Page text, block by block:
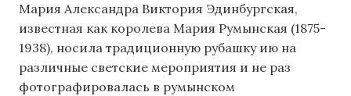
Мария Александра Виктория Эдинбургская,
известная как королева Мария Румынская (1875-
1938), носила традиционную рубашку ию на
различные светские мероприятия и не раз
фотографировалась в румынском